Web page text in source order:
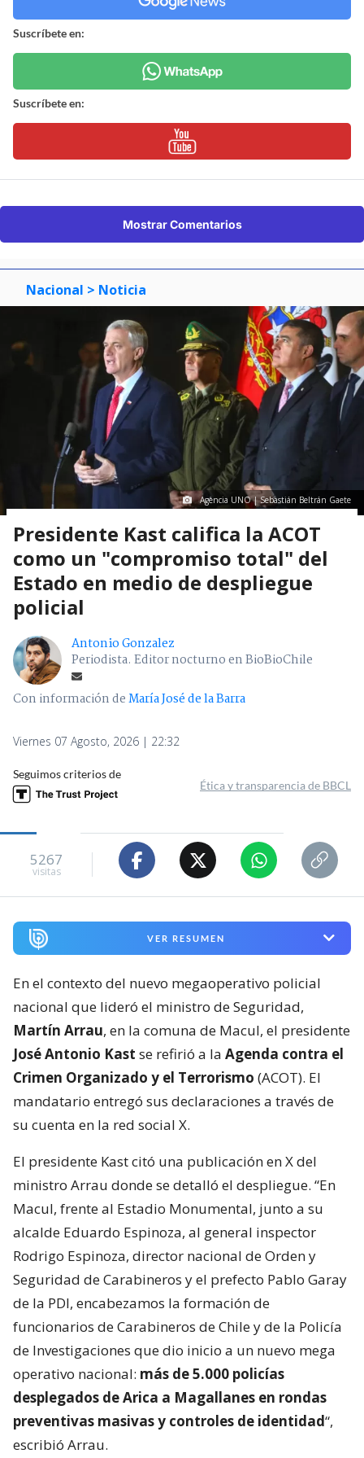
Suscríbete en:
Suscríbete en:
Mostrar Comentarios
Nacional > Noticia
Agencia UNO | Sebastián Beltrán Gaete
Presidente Kast califica la ACOT
como un "compromiso total" del
Estado en medio de despliegue
policial
Antonio Gonzalez
Periodista. Editor nocturno en BioBioChile
Con información deMaría José de la Barra
Viernes 07 Agosto, 2026 | 22:32
Seguimos criterios de
Ética y transparencia de BBCL
5267
visitas
VER RESUMEN
En el contexto del nuevo megaoperativo policial
nacional que lideró el ministro de Seguridad,
Martín Arrau, en la comuna de Macul, el presidente
José Antonio Kast se refirió a la Agenda contra el
Crimen Organizado y el Terrorismo (ACOT). El
mandatario entregó sus declaraciones a través de
su cuenta en la red social X.
El presidente Kast citó una publicación en X del
ministro Arrau donde se detalló el despliegue. “En
Macul, frente al Estadio Monumental, junto a su
alcalde Eduardo Espinoza, al general inspector
Rodrigo Espinoza, director nacional de Orden y
Seguridad de Carabineros y el prefecto Pablo Garay
de la PDI, encabezamos la formación de
funcionarios de Carabineros de Chile y de la Policía
de Investigaciones que dio inicio a un nuevo mega
operativo nacional: más de 5.000 policías
desplegados de Arica a Magallanes en rondas
preventivas masivas y controles de identidad“,
escribió Arrau.